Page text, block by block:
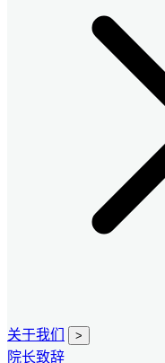
关于我们 >
院长致辞